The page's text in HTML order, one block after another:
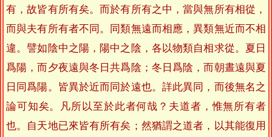
有，故皆有所有矣。而於有所有之中，當與無所有相從，
而與夫有所有者不同。同類無遠而相應，異類無近而不相
違。譬如陰中之陽，陽中之陰，各以物類自相求從。夏日
爲陽，而夕夜遠與冬日共爲陰；冬日爲陰，而朝晝遠與夏
日同爲陽。皆異於近而同於遠也。詳此異同，而後無名之
論可知矣。凡所以至於此者何哉？夫道者，惟無所有者
也。自天地已來皆有所有矣；然猶謂之道者，以其能復用